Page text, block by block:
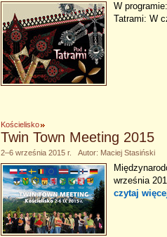
W
Tatrami: W
Kościelisko
Twin Town Meeting 2015
2–6 września 2015 r. Autor: Maciej Stasiński
września
czytaj